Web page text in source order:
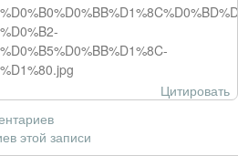
Цитировать
этой записи